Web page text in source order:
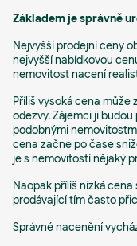
Základem je správně
Nejvyšší prodejní ceny
nejvyšší nabídkovou
nemovitost nacení
Příliš vysoká cena
odezvy. Zájemci ji
podobnými
cena začne po čase
je s nemovitostí nějaký
Naopak příliš nízká
prodávající tím často
Správné nacenění